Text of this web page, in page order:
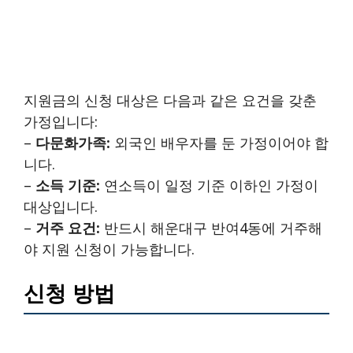
지원금의 신청 대상은 다음과 같은 요건을 갖춘
가정입니다:
– 다문화가족: 외국인 배우자를 둔 가정이어야 합
니다.
– 소득 기준: 연소득이 일정 기준 이하인 가정이
대상입니다.
– 거주 요건: 반드시 해운대구 반여4동에 거주해
야 지원 신청이 가능합니다.
신청 방법